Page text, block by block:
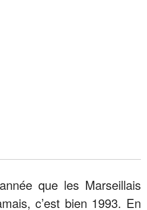
que les Marseillais
c’est bien 1993. En